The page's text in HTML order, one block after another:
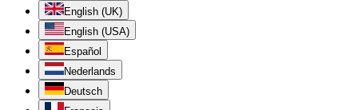
English (UK)
English (USA)
Español
Nederlands
Deutsch